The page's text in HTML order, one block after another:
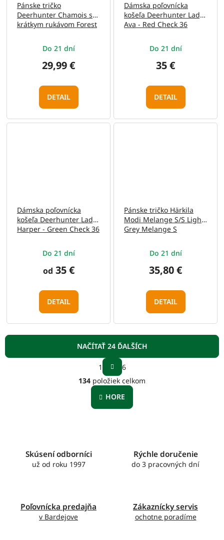
Pánske tričko
Deerhunter Chamois s
krátkym rukávom Forest
Do 21 dní
29,99 €
DETAIL
Dámska poľovnícka
košeľa Deerhunter Lady
Ava - Red Check 36
Do 21 dní
35 €
DETAIL
Dámska poľovnícka
košeľa Deerhunter Lady
Harper - Green Check 36
Do 21 dní
od 35 €
DETAIL
Pánske tričko Härkila
Modi Melange S/S Light
Grey Melange S
Do 21 dní
35,80 €
DETAIL
O
v
l
NAČÍTAŤ 24 ĎALŠÍCH
t
r
á
n
o
1
6
134 položiek celkom
HORE
Skúsení odborníci
už od roku 1997
Rýchle doručenie
do 3 pracovných dní
Poľovnícka predajňa
v Bardejove
Zákaznícky servis
ochotne poradíme